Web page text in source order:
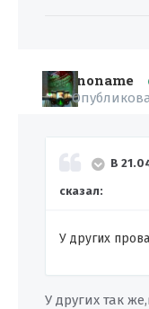
noname
В
сказал:
У других
У других так